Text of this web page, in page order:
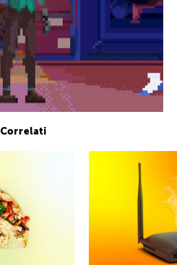
Correlati